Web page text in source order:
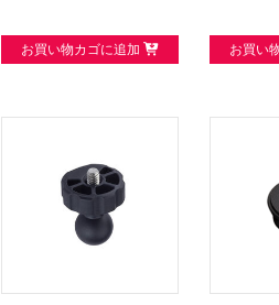
お買い物カゴに追加 お買い